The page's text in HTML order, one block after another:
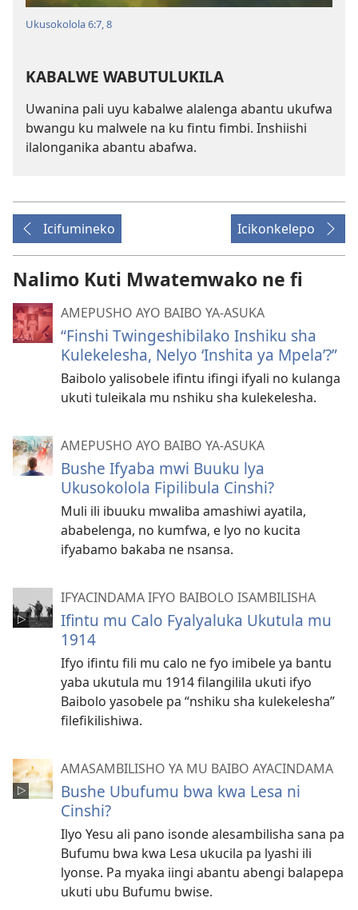
Ukusokolola 6:7, 8
KABALWE WABUTULUKILA
Uwanina pali uyu kabalwe alalenga abantu ukufwa
bwangu ku malwele na ku fintu fimbi. Inshiishi
ilalonganika abantu abafwa.
Icifumineko Icikonkelepo
Nalimo Kuti Mwatemwako ne fi
AMEPUSHO AYO BAIBO YA-ASUKA
“Finshi Twingeshibilako Inshiku sha
Kulekelesha, Nelyo ‘Inshita ya Mpela’?”
Baibolo yalisobele ifintu ifingi ifyali no kulanga
ukuti tuleikala mu nshiku sha kulekelesha.
AMEPUSHO AYO BAIBO YA-ASUKA
Bushe Ifyaba mwi Buuku lya
Ukusokolola Fipilibula Cinshi?
Muli ili ibuuku mwaliba amashiwi ayatila,
ababelenga, no kumfwa, e lyo no kucita
ifyabamo bakaba ne nsansa.
IFYACINDAMA IFYO BAIBOLO ISAMBILISHA
Ifintu mu Calo Fyalyaluka Ukutula mu
1914
Ifyo ifintu fili mu calo ne fyo imibele ya bantu
yaba ukutula mu 1914 filangilila ukuti ifyo
Baibolo yasobele pa “nshiku sha kulekelesha”
filefikilishiwa.
AMASAMBILISHO YA MU BAIBO AYACINDAMA
Bushe Ubufumu bwa kwa Lesa ni
Cinshi?
Ilyo Yesu ali pano isonde alesambilisha sana pa
Bufumu bwa kwa Lesa ukucila pa lyashi ili
lyonse. Pa myaka iingi abantu abengi balapepa
ukuti ubu Bufumu bwise.